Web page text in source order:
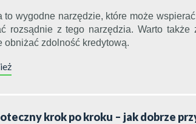
to wygodne narzędzie, które może
rozsądnie z tego narzędzia. Warto
obniżać zdolność kredytową.
krok po kroku – jak dobrze